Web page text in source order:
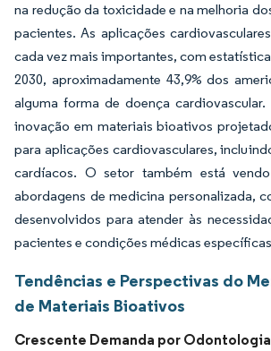
na redução da toxicidade e na melhoria
pacientes. As aplicações
cada vez mais importantes, com
2030, aproximadamente 43,9% dos
alguma forma de doença
inovação em materiais bioativos
para aplicações cardiovasculares,
cardíacos. O setor também está
abordagens de medicina personalizada,
desenvolvidos para atender às
pacientes e condições médicas
Tendências e Perspectivas do
de Materiais Bioativos
Crescente Demanda por